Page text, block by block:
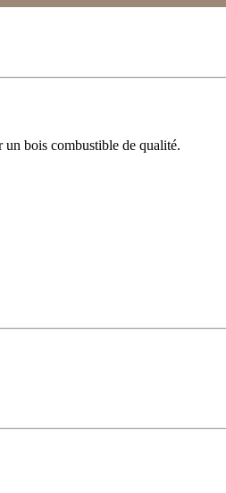
un bois combustible de qualité.